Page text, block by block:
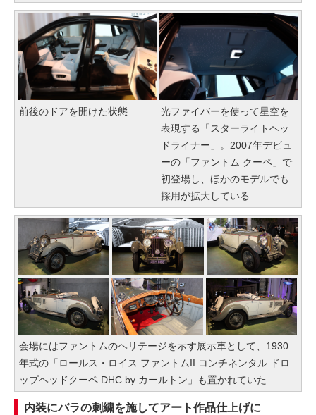
前後のドアを開けた状態
光ファイバーを使って星空を
表現する「スターライトヘッ
ドライナー」。2007年デビュ
ーの「ファントム クーペ」で
初登場し、ほかのモデルでも
採用が拡大している
会場にはファントムのヘリテージを示す展示車として、1930
年式の「ロールス・ロイス ファントムII コンチネンタル ドロ
ップヘッドクーペ DHC by カールトン」も置かれていた
内装にバラの刺繍を施してアート作品仕上げに